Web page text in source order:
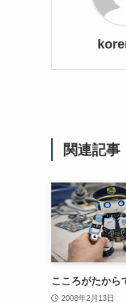
関連記事
こころがたから
2008年2月13日